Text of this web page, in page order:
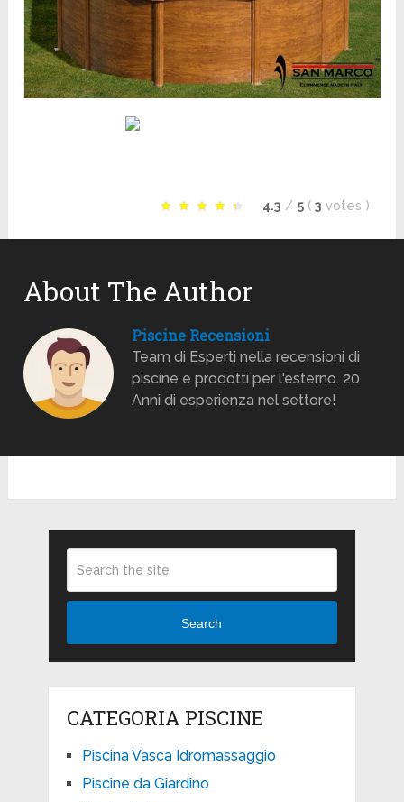
4.3 / 5 ( 3 votes )
About The Author
Piscine Recensioni
Team di Esperti nella recensioni di
piscine e prodotti per l'esterno. 20
Anni di esperienza nel settore!
Search
CATEGORIA PISCINE
Piscina Vasca Idromassaggio
Piscine da Giardino